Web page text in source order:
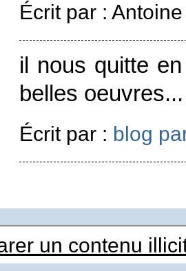
Écrit par :
il nous quitte
belles oeuvres...
Écrit par : blog
un contenu